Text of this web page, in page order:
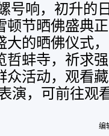
号响，初升的
顿节晒佛盛典
大的晒佛仪式
哲蚌寺，祈求
众活动，观看
演，可前往观
编